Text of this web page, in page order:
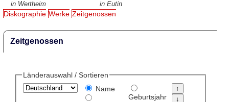
in Wertheim
in Eutin
Diskographie Werke Zeitgenossen
Zeitgenossen
Länderauswahl / Sortieren
Name
Geburtsjahr